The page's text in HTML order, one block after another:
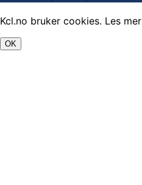
Kcl.no bruker cookies. Les mer
OK